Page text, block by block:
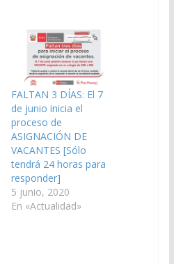
FALTAN 3 DÍAS: El 7
de junio inicia el
proceso de
ASIGNACIÓN DE
VACANTES [Sólo
tendrá 24 horas para
responder]
5 junio, 2020
En «Actualidad»